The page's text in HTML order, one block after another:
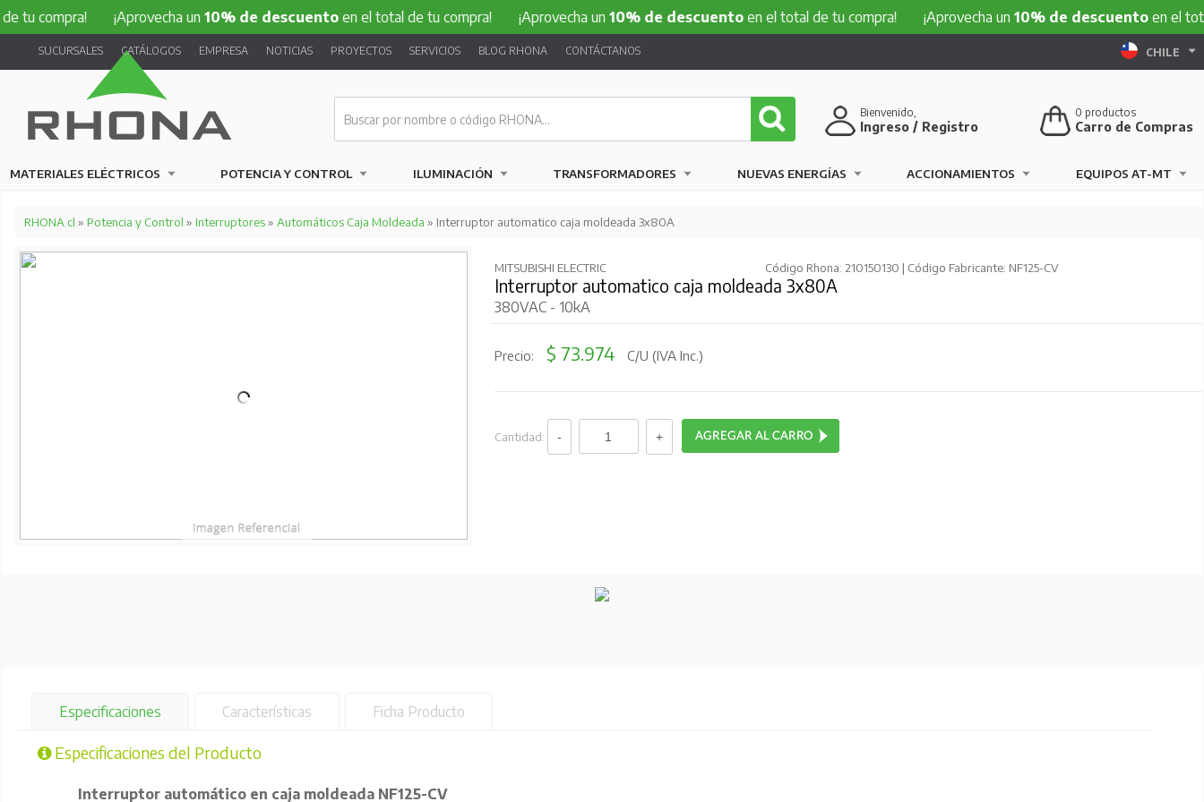
compra! ¡Aprovecha un10% de descuentoen el total de tu compra! ¡Aprovecha un10% de descuentoen el total de tu compra! ¡Aprovecha un 10% de descuentoen el total
SUCURSALES CATÁLOGOS EMPRESA NOTICIAS PROYECTOS SERVICIOS BLOG RHONA CONTÁCTANOS CHILE
0 productos
Carro de Compras
Bienvenido,
Ingreso / Registro
MATERIALES ELÉCTRICOS POTENCIA Y CONTROL ILUMINACIÓN TRANSFORMADORES NUEVAS ENERGÍAS ACCIONAMIENTOS EQUIPOS AT-MT
RHONA.cl » Potencia y Control » Interruptores» Automáticos Caja Moldeada » Interruptor automatico caja moldeada 3x80A
MITSUBISHI ELECTRIC Código Rhona: 210150130 | Código Fabricante: NF125-CV
Interruptor automatico caja moldeada 3x80A
380VAC - 10kA
Precio: $ 73.974 C/U (IVA Inc.)
Cantidad:
Especificaciones Características Ficha Producto
Especificaciones del Producto
Interruptor automático en caja moldeada NF125-CV